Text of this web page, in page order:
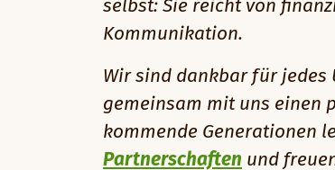
selbst: Sie reicht von
Kommunikation.
Wir sind dankbar für jedes
gemeinsam mit uns einen
kommende Generationen
Partnerschaften und